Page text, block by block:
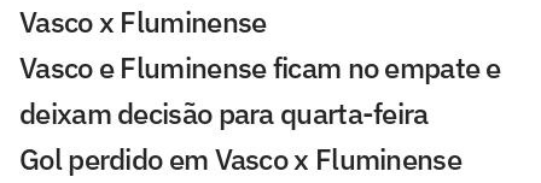
Vasco x Fluminense
Vasco e Fluminense ficam no empate e
deixam decisão para quarta-feira
Gol perdido em Vasco x Fluminense